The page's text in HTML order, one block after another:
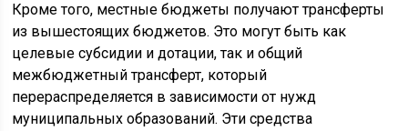
Кроме того, местные бюджеты получают трансферты
из вышестоящих бюджетов. Это могут быть как
целевые субсидии и дотации, так и общий
межбюджетный трансферт, который
перераспределяется в зависимости от нужд
муниципальных образований. Эти средства